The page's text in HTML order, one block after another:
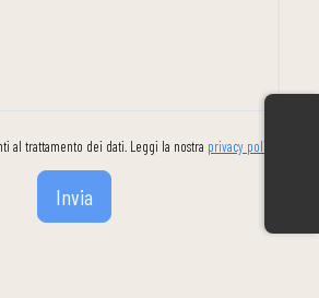
al trattamento dei dati. Leggi la nostra privacy policy